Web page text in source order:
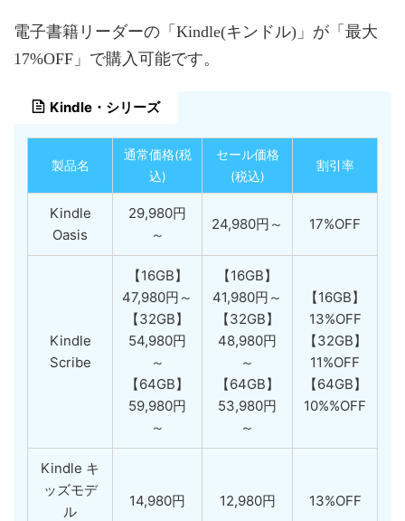
電子書籍リーダーの「Kindle(キンドル)」が「最大
17%OFF」で購入可能です。
Kindle・シリーズ
製品名
通常価格(税
込)
セール価格
(税込)
割引率
Kindle
Oasis
29,980円
～
24,980円～ 17%OFF
Kindle
Scribe
【16GB】
47,980円～
【32GB】
54,980円
～
【64GB】
59,980円
～
【16GB】
41,980円～
【32GB】
48,980円
～
【64GB】
53,980円
～
【16GB】
13%OFF
【32GB】
11%OFF
【64GB】
10%%OFF
Kindle キ
ッズモデ
ル
14,980円 12,980円 13%OFF